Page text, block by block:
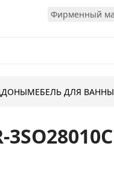
Фирменный
МЕБЕЛЬ ДЛЯ ВАННЫ